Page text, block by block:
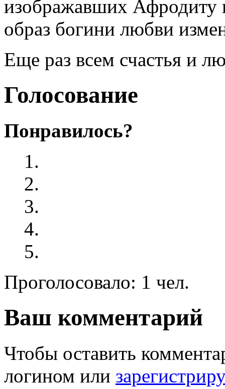
изображавших Афродиту
образ богини любви
Еще раз всем счастья и
Голосование
Понравилось?
Проголосовало: 1 чел.
Ваш комментарий
Чтобы оставить
логином или